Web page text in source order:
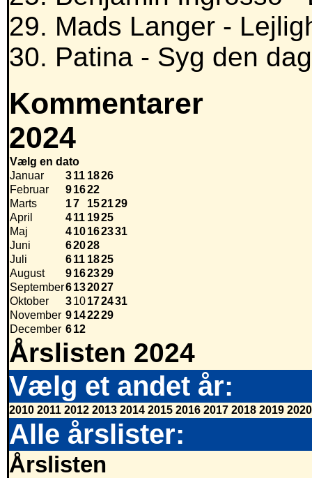
29. Mads Langer -
30. Patina - Syg den dag
Kommentarer
2024
Vælg en dato
Januar
311 1826
Februar
91622
Marts
17 152129
April
411 1925
Maj
410162331
Juni
62028
Juli
611 1825
August
9162329
September6132027
Oktober
310172431
November 9142229
December 612
Årslisten 2024
Vælg et andet år:
2010 2011 2012 2013 2014 2015 2016 2017 2018 2019 2020
Alle årslister:
Årslisten